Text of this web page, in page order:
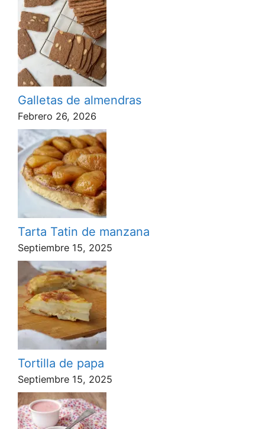
Galletas de almendras
Febrero 26, 2026
Tarta Tatin de manzana
Septiembre 15, 2025
Tortilla de papa
Septiembre 15, 2025